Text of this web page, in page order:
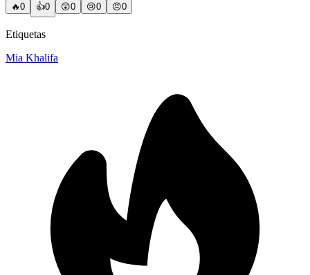
🔥0 👍0 😲0 😢0 😠0
Etiquetas
Mia Khalifa